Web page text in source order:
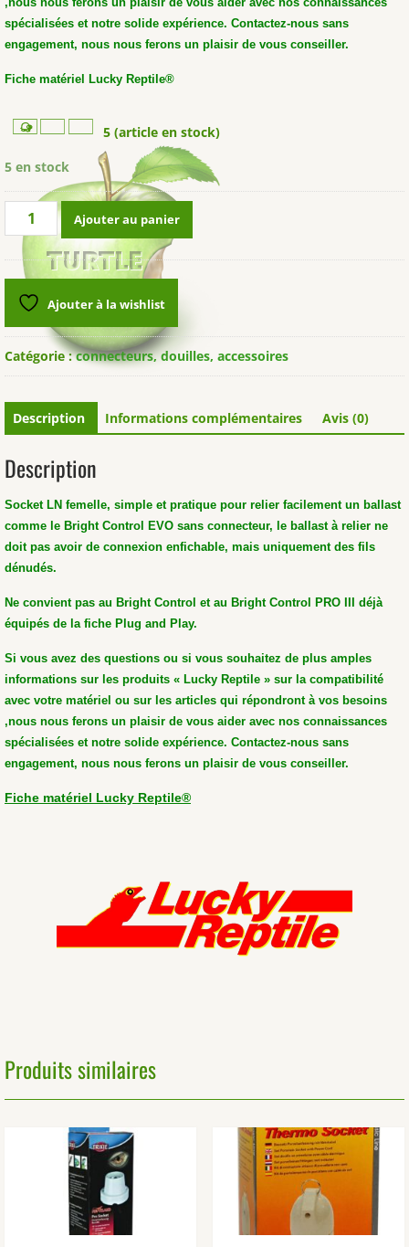
spécialisées et notre solide expérience. Contactez-nous sans
engagement, nous nous ferons un plaisir de vous conseiller.
Fiche matériel Lucky Reptile®
5 (article en stock)
5 en stock
quantité
REPTILE®
Bright
Control
Connector
Ajouter au panier
Ajouter à la wishlist
Catégorie :connecteurs, douilles, accessoires
Description Informations complémentaires Avis (0)
Description
Socket LN femelle, simple et pratique pour relier facilement un ballast
comme le Bright Control EVO sans connecteur, le ballast à relier ne
doit pas avoir de connexion enfichable, mais uniquement des fils
dénudés.
Ne convient pas au Bright Control et au Bright Control PRO III déjà
équipés de la fiche Plug and Play.
Si vous avez des questions ou si vous souhaitez de plus amples
informations sur les produits « Lucky Reptile » sur la compatibilité
avec votre matériel ou sur les articles qui répondront à vos besoins
,nous nous ferons un plaisir de vous aider avec nos connaissances
spécialisées et notre solide expérience. Contactez-nous sans
engagement, nous nous ferons un plaisir de vous conseiller.
Fiche matériel Lucky Reptile®
Produits similaires